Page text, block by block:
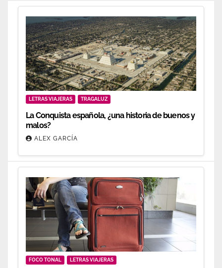
LETRAS VIAJERAS TRAGALUZ
La Conquista española, ¿una historia de buenos y
malos?
ALEX GARCÍA
FOCO TONAL LETRAS VIAJERAS